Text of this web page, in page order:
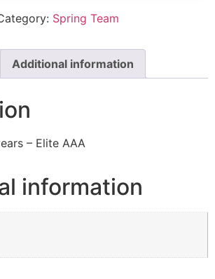
Spring Team
Additional information
– Elite AAA
information